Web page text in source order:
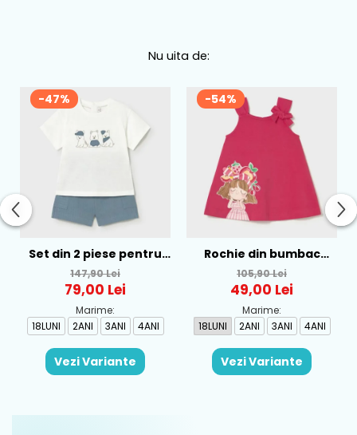
Nu uita de:
-47%
Set din 2 piese pentru
baieti Mayoral, Alb-
Albastru - 1665-31
147,90 Lei
79,00 Lei
Marime:
18LUNI
2ANI 3ANI 4ANI
Vezi Variante
-54%
Rochie din bumbac
pentru fete Mayoral,
Rosu - 1930-069
105,90 Lei
49,00 Lei
Marime:
18LUNI
2ANI 3ANI 4ANI
Vezi Variante